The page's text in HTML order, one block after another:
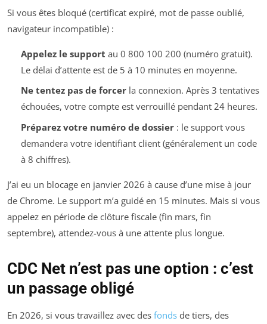
Si vous êtes bloqué (certificat expiré, mot de passe oublié,
navigateur incompatible) :
Appelez le support au 0 800 100 200 (numéro gratuit).
Le délai d’attente est de 5 à 10 minutes en moyenne.
Ne tentez pas de forcerla connexion. Après 3 tentatives
échouées, votre compte est verrouillé pendant 24 heures.
Préparez votre numéro de dossier: le support vous
demandera votre identifiant client (généralement un code
à 8 chiffres).
J’ai eu un blocage en janvier 2026 à cause d’une mise à jour
de Chrome. Le support m’a guidé en 15 minutes. Mais si vous
appelez en période de clôture fiscale (fin mars, fin
septembre), attendez-vous à une attente plus longue.
CDC Net n’est pas une option : c’est
un passage obligé
En 2026, si vous travaillez avec des fonds de tiers, des